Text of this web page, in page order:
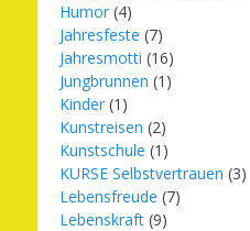
Humor (4)
Jahresfeste (7)
Jahresmotti (16)
Jungbrunnen (1)
Kinder (1)
Kunstreisen (2)
Kunstschule (1)
KURSE Selbstvertrauen (3)
Lebensfreude (7)
Lebenskraft (9)